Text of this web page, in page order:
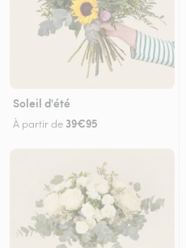
Soleil d'été
À partir de 39€95